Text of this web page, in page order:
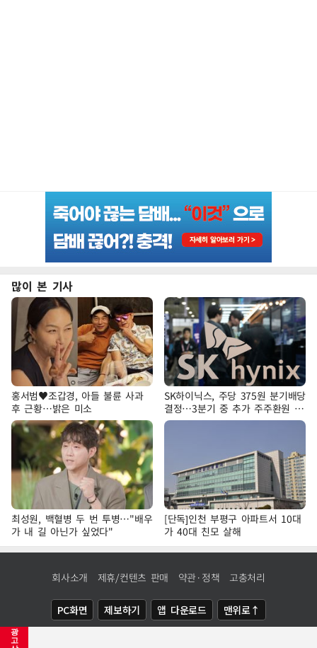
광
고
많이 본 기사
홍서범♥조갑경, 아들 불륜 사과
후 근황…밝은 미소
SK하이닉스, 주당 375원 분기배당
결정…3분기 중 추가 주주환원 발
표
최성원, 백혈병 두 번 투병…"배우
가 내 길 아닌가 싶었다"
[단독]인천 부평구 아파트서 10대
가 40대 친모 살해
회사소개 제휴/컨텐츠 판매 약관·정책 고충처리
PC화면 제보하기 앱 다운로드 맨위로↑